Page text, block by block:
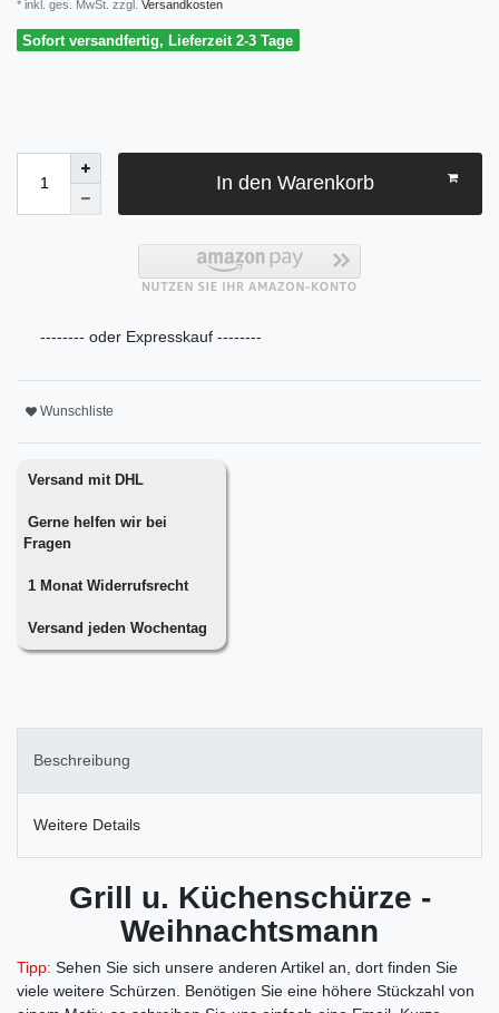
* inkl. ges. MwSt. zzgl. Versandkosten
Sofort versandfertig, Lieferzeit 2-3 Tage
In den Warenkorb
-------- oder Expresskauf --------
Wunschliste
Versand mit DHL
Gerne helfen wir bei
Fragen
1 Monat Widerrufsrecht
Versand jeden Wochentag
Beschreibung
Weitere Details
Grill u. Küchenschürze -
Weihnachtsmann
Tipp: Sehen Sie sich unsere anderen Artikel an, dort finden Sie
viele weitere Schürzen. Benötigen Sie eine höhere Stückzahl von